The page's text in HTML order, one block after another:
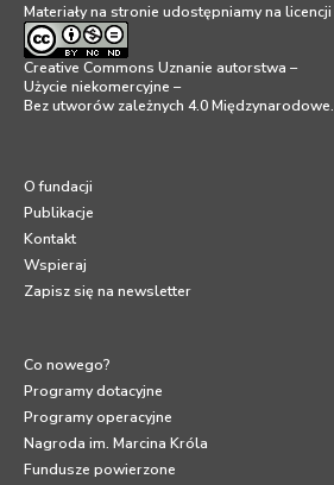
Materiały na stronie udostępniamy na licencji
Creative Commons Uznanie autorstwa –
Użycie niekomercyjne –
Bez utworów zależnych 4.0 Międzynarodowe.
O fundacji
Publikacje
Kontakt
Wspieraj
Zapisz się na newsletter
Co nowego?
Programy dotacyjne
Programy operacyjne
Nagroda im. Marcina Króla
Fundusze powierzone